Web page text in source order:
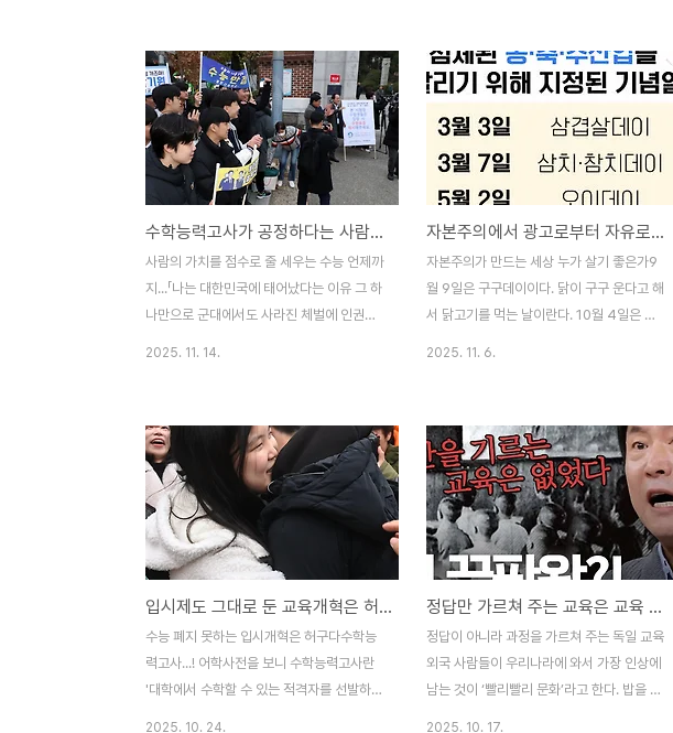
그런 분위기는 마찬가지다. 수업시간이 시작
됐지만 어느 반에도 수업을 하는 교실은 없
다. 선생님도 보이지 않는 교실에는 여기저기
삼삼오오 몰려 잡담을 하거나 책상 위에 걸터
앉아 TV를 건성으로 쳐다보는 학생도 있다.
수능이 끝난 고 3학생들은 말이 학생이지 학
교의 치외법권자다. 수능 전까지만 해도 교문
을 지키는 선도생들이 두발이며 복장단속에
등교시간까지 철저하게 통제하던 분위기와는
딴판이다. 수능이 끝나기 바쁘게 ..
(0.4%p↑) 하였다. 학교급별로는 초 5.0%
(0.8%p↑), 중 2.1%(0.5%p↑), 고 0.7%
(0.2%p↑) 순으로 나타났다. 언어·신체폭력
은 감소했지만, 집단 따돌림과 사이버폭력이
늘어난 것이 특징이다. 아무리 유능한 의사라
도 진단을 잘못하면 환자의 병을 고칠 수 없
다. 해열제로 열을 내리는 정도는 가능하겠지
만 병의 원인을 근본적으로 치유가 어렵다.
학교폭력을 해결하겠다는 정부정책도 그렇..
수학능력고사가 공정하다는 사람들에게...
사람의 가치를 점수로 줄 세우는 수능 언제까
지...「나는 대한민국에 태어났다는 이유 그 하
나만으로 군대에서도 사라진 체벌에 인권유
의 어머니는 혹은 절에서 혹은 교회에서 더러
는 시험장 교문을 붙들고 오열한다. 오늘을
위해 20년의 세월을 저당 잡혀 살아온 착하
디 착한 청소년들이여! 2025년 오늘 이 땅에
태어났다는 그 원죄를 벗고 고통의 세월, 억
압의 세월....그 한을 오엠아르(OMR) 카드에
후회 없이 담아 기도하는 가족품으로 가세요.
앞으로 모든 날은 웃으며 사는 날이 되기를...
2025년 11월 13일 수능 보는 날 아침..
2025. 11. 14.
자본주의에서 광고로부터 자유로운 사람이 있을까
자본주의가 만드는 세상 누가 살기 좋은가9
월 9일은 구구데이이다. 닭이 구구 운다고 해
서 닭고기를 먹는 날이란다. 10월 4일은 천
11월11일은 빼빼로데이로 빼빼로 먹는날, 12
월 14일은 허그데이로 연인끼리 서로를 안아
주는 날이다. ■ 일년내내 00 데이가 없는 달
이 없다.다이어리 데이, 옐로데이 & 로즈데
이, 키스데이, 실버데이, 그린데이, 뮤직데이
& 포토데이, 와인 데이, 오렌지 데이 & 무비
데이, 빼빼로 데이 밸런타인 데이, 화이트 데
이, 블랙 데이, 화이트 데이, 옐로 데이, 로즈
데이, 허그 데이... 왜 이런..
2025. 11. 6.
입시제도 그대로 둔 교육개혁은 허구다
수능 폐지 못하는 입시개혁은 허구다수학능
력고사...! 어학사전을 보니 수학능력고사란
'대학에서 수학할 수 있는 적격자를 선발하기
2025. 10. 24.
정답만 가르쳐 주는 교육은 교육 아니다
정답이 아니라 과정을 가르쳐 주는 독일 교육
외국 사람들이 우리나라에 와서 가장 인상에
남는 것이 ‘빨리빨리 문화’라고 한다. 밥을 먹
2025. 10. 17.